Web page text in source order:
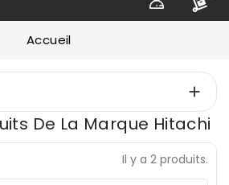
Accueil

De La Marque Hitachi
Il y a 2 produits.